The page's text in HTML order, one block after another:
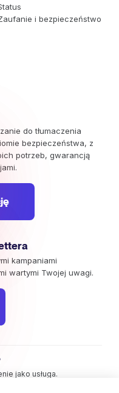
i bezpieczeństwo
do tłumaczenia
bezpieczeństwa, z
potrzeb, gwarancją
kampaniami
wartymi Twojej uwagi.
jako usługa.